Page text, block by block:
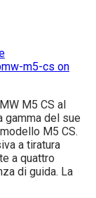
M5 CS al
gamma del sue
M5 CS.
a tiratura
a quattro
di guida. La